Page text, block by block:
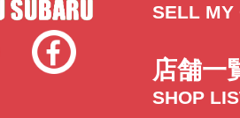
SELL MY
店舗一
SHOP